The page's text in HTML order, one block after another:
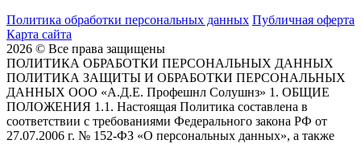
Политика обработки персональных данных Публичная оферта
Карта сайта
2026 © Все права защищены
ПОЛИТИКА ОБРАБОТКИ ПЕРСОНАЛЬНЫХ ДАННЫХ
ПОЛИТИКА ЗАЩИТЫ И ОБРАБОТКИ ПЕРСОНАЛЬНЫХ
ДАННЫХ ООО «А.Д.Е. Профешнл Солушнз» 1. ОБЩИЕ
ПОЛОЖЕНИЯ 1.1. Настоящая Политика составлена в
соответствии с требованиями Федерального закона РФ от
27.07.2006 г. № 152-ФЗ «О персональных данных», а также